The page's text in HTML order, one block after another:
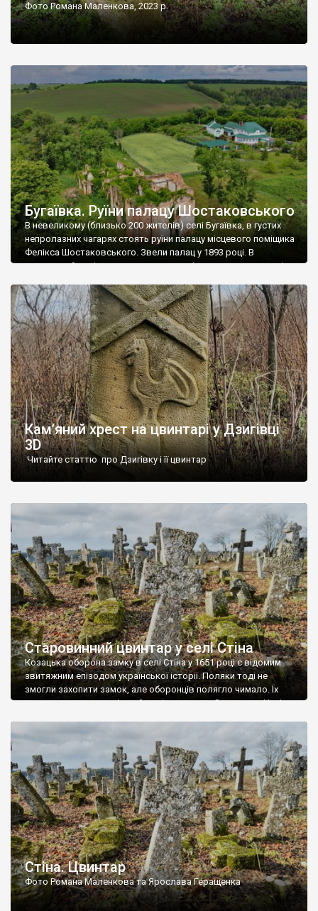
Фото Романа Маленкова, 2023 р.
Бугаївка. Руїни палацу Шостаковського
В невеликому (близько 200 жителів) селі Бугаївка, в густих
непролазних чагарях стоять руїни палацу місцевого поміщика
Фелікса Шостаковського. Звели палац у 1893 році. В
радянський період у ньому спочатку містилася школа, потім
століття тут розмістили туберкульозну лікарню. Коли із
палацу виїхала лікарня – ми точно не […]
Кам’яний хрест на цвинтарі у Дзигівці
3D
Читайте статтю про Дзигівку і її цвинтар
Старовинний цвинтар у селі Стіна
Козацька оборона замку в селі Стіна у 1651 році є відомим
звитяжним епізодом української історії. Поляки тоді не
змогли захопити замок, але оборонців полягло чимало. Їх
поховали на цвинтарі, який тоді називався Замковим. Нині на
ньому чимало хрестів 19 століття, є такі, де епітафії стер […]
Стіна. Цвинтар
Фото Романа Маленкова та Ярослава Геращенка